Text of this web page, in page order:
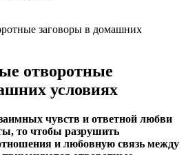
отворотные
условиях
чувств и ответной любви
то чтобы разрушить
и любовную связь между